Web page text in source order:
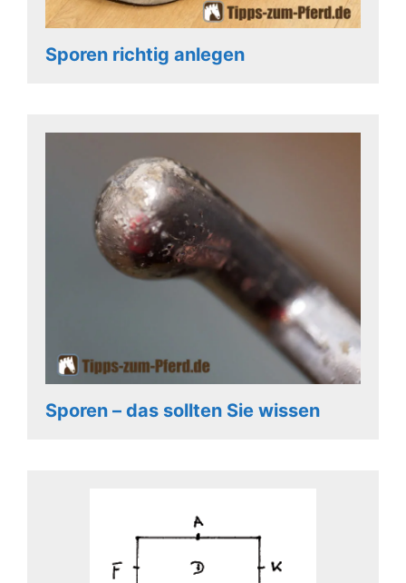
Sporen richtig anlegen
Sporen – das sollten Sie wissen